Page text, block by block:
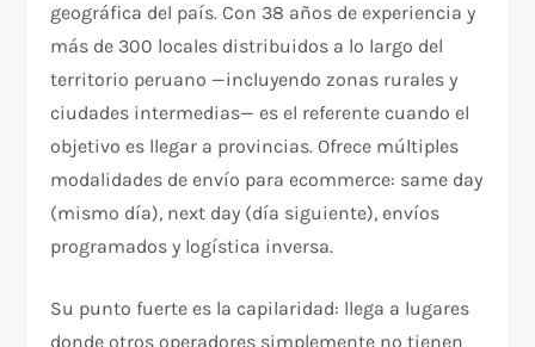
geográfica del país. Con 38 años de experiencia y
más de 300 locales distribuidos a lo largo del
territorio peruano —incluyendo zonas rurales y
ciudades intermedias— es el referente cuando el
objetivo es llegar a provincias. Ofrece múltiples
modalidades de envío para ecommerce: same day
(mismo día), next day (día siguiente), envíos
programados y logística inversa.
Su punto fuerte es la capilaridad: llega a lugares
donde otros operadores simplemente no tienen